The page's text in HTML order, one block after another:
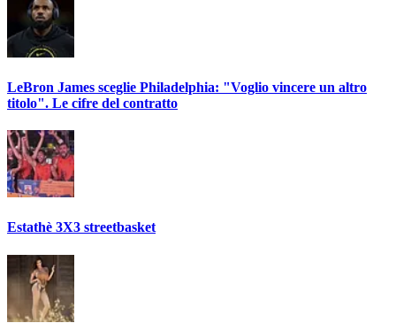
LeBron James sceglie Philadelphia: "Voglio vincere un altro
titolo". Le cifre del contratto
Estathè 3X3 streetbasket